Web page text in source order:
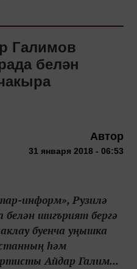
Галимов
белән
Автор
31 января 2018 - 06:53
информ», Рузилә
шигърият бергә
буенча уңышка
һәм
Айдар Галим...